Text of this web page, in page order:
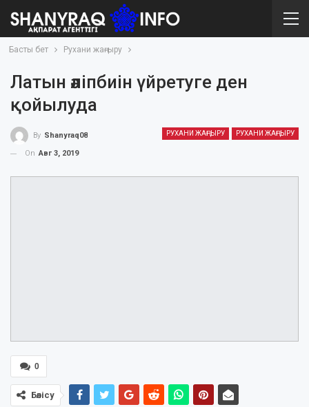
Басты бет Рухани жаңғыру
Латын әліпбиін үйретуге ден
қойылуда
РУХАНИ ЖАҢҒЫРУ РУХАНИ ЖАҢҒЫРУ
By Shanyraq08
On Авг 3, 2019
0
Бөлісу